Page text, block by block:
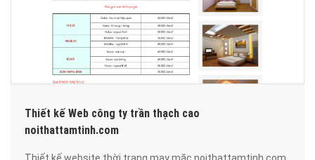
Thiết kế Web công ty trần thạch cao
noithattamtinh.com